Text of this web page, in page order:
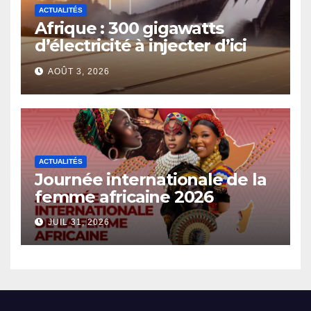
ACTUALITÉS
Afrique : 300 gigawatts
d’électricité à injecter d’ici
2030
AOÛT 3, 2026
ACTUALITÉS
Journée internationale de la
femme africaine 2026
JUIL 31, 2026